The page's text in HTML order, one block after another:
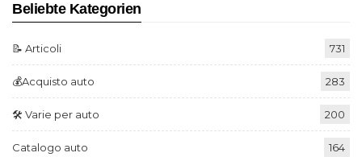
Beliebte Kategorien
📝 Articoli 731
💰Acquisto auto 283
🛠️ Varie per auto 200
Catalogo auto 164